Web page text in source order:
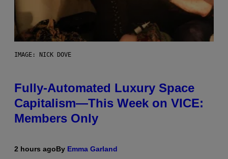
IMAGE: NICK DOVE
Fully-Automated Luxury Space
Capitalism—This Week on VICE:
Members Only
2 hours agoBy Emma Garland